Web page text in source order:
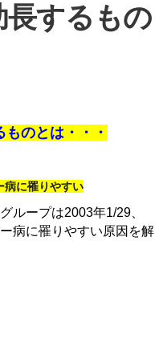
するもの
のとは・・・
に罹りやすい
ループは2003年1/29、
病に罹りやすい原因を解